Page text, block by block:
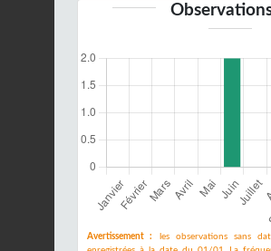
Avertissement :
les observations sans